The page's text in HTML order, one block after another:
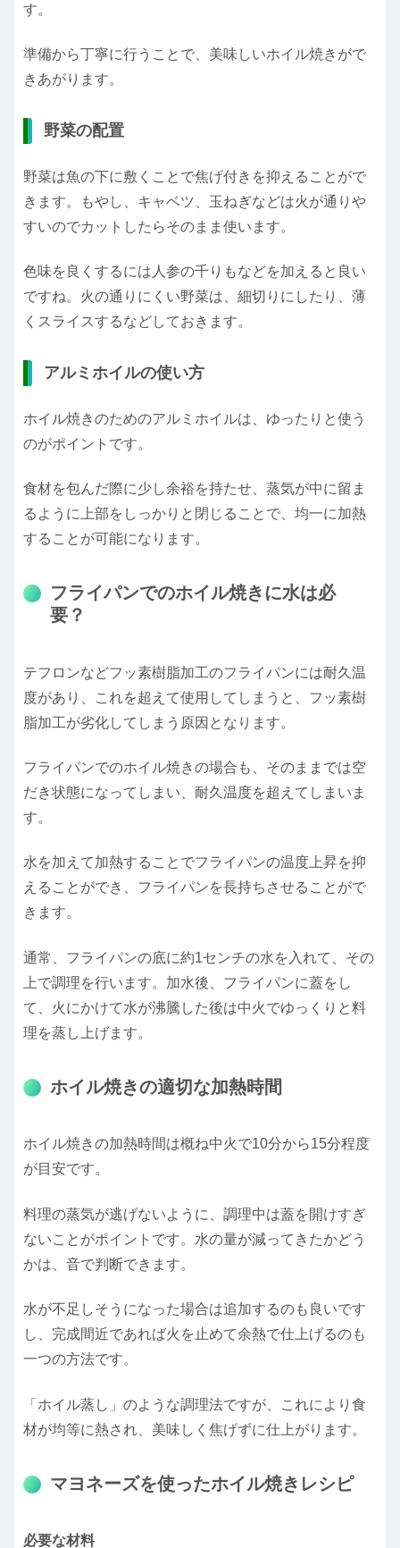
す。
準備から丁寧に行うことで、美味しいホイル焼きがで
きあがります。
野菜の配置
野菜は魚の下に敷くことで焦げ付きを抑えることがで
きます。もやし、キャベツ、玉ねぎなどは火が通りや
すいのでカットしたらそのまま使います。
色味を良くするには人参の千りもなどを加えると良い
ですね。火の通りにくい野菜は、細切りにしたり、薄
くスライスするなどしておきます。
アルミホイルの使い方
ホイル焼きのためのアルミホイルは、ゆったりと使う
のがポイントです。
食材を包んだ際に少し余裕を持たせ、蒸気が中に留ま
るように上部をしっかりと閉じることで、均一に加熱
することが可能になります。
フライパンでのホイル焼きに水は必
要？
テフロンなどフッ素樹脂加工のフライパンには耐久温
度があり、これを超えて使用してしまうと、フッ素樹
脂加工が劣化してしまう原因となります。
フライパンでのホイル焼きの場合も、そのままでは空
だき状態になってしまい、耐久温度を超えてしまいま
す。
水を加えて加熱することでフライパンの温度上昇を抑
えることができ、フライパンを長持ちさせることがで
きます。
通常、フライパンの底に約1センチの水を入れて、その
上で調理を行います。加水後、フライパンに蓋をし
て、火にかけて水が沸騰した後は中火でゆっくりと料
理を蒸し上げます。
ホイル焼きの適切な加熱時間
ホイル焼きの加熱時間は概ね中火で10分から15分程度
が目安です。
料理の蒸気が逃げないように、調理中は蓋を開けすぎ
ないことがポイントです。水の量が減ってきたかどう
かは、音で判断できます。
水が不足しそうになった場合は追加するのも良いです
し、完成間近であれば火を止めて余熱で仕上げるのも
一つの方法です。
「ホイル蒸し」のような調理法ですが、これにより食
材が均等に熱され、美味しく焦げずに仕上がります。
マヨネーズを使ったホイル焼きレシピ
必要な材料